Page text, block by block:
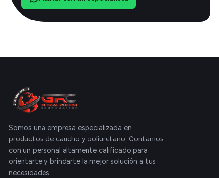
Somos una empresa especializada en
productos de caucho y poliuretano. Contamos
con un personal altamente calificado para
orientarte y brindarte la mejor solución a tus
necesidades.